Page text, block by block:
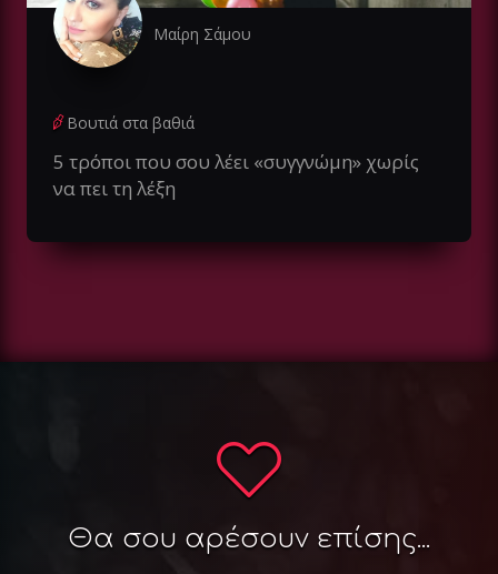
Μαίρη Σάμου
Βουτιά στα βαθιά
5 τρόποι που σου λέει «συγγνώμη» χωρίς
να πει τη λέξη
Θα σου αρέσουν επίσης...